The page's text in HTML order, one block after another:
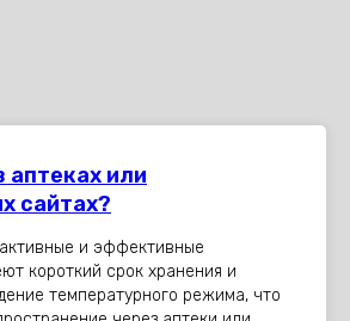
аптеках или
сайтах?
и эффективные
короткий срок хранения и
температурного режима, что